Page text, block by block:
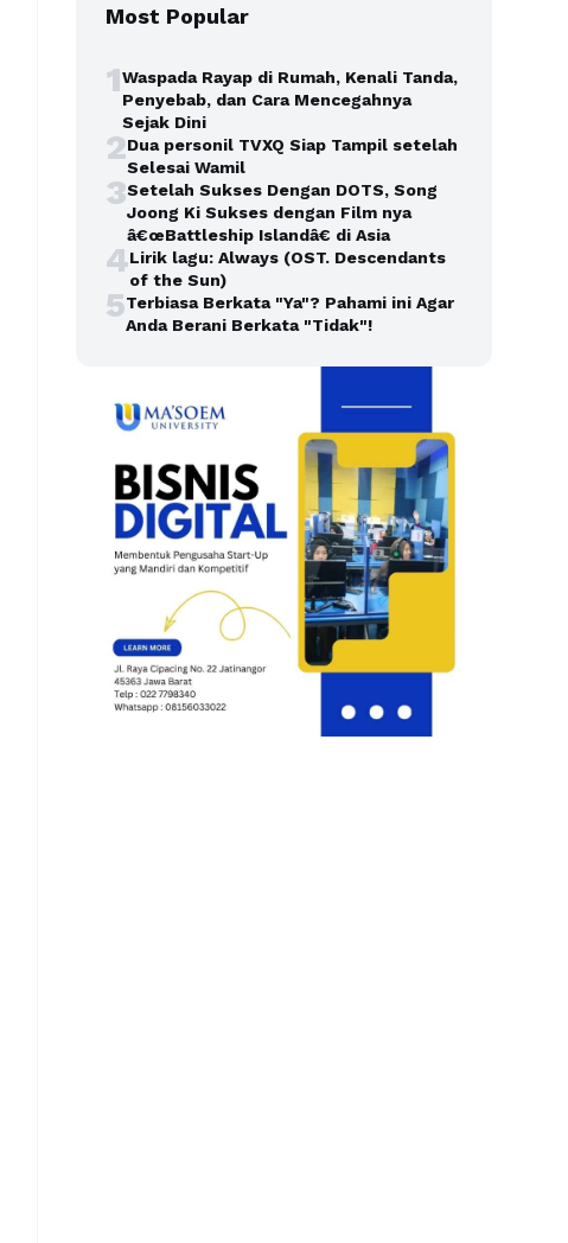
Most Popular
1Waspada Rayap di Rumah, Kenali Tanda,
Penyebab, dan Cara Mencegahnya
Sejak Dini
2Dua personil TVXQ Siap Tampil setelah
Selesai Wamil
3Setelah Sukses Dengan DOTS, Song
Joong Ki Sukses dengan Film nya
â€œBattleship Islandâ€ di Asia
4Lirik lagu: Always (OST. Descendants
of the Sun)
5Terbiasa Berkata "Ya"? Pahami ini Agar
Anda Berani Berkata "Tidak"!